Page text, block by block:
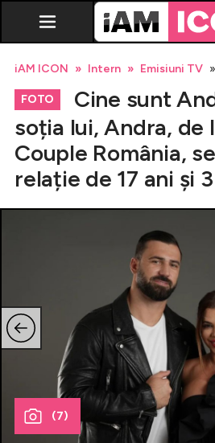
Vedete
Evenimente
Emisiuni TV
Horoscop
Lifestyle
Celebrități
Breaking News
iAM ICON Intern Emisiuni TV
FOTO
Cine sunt
soția lui, Andra, de
Couple România,
relație de 17 ani și
(7)